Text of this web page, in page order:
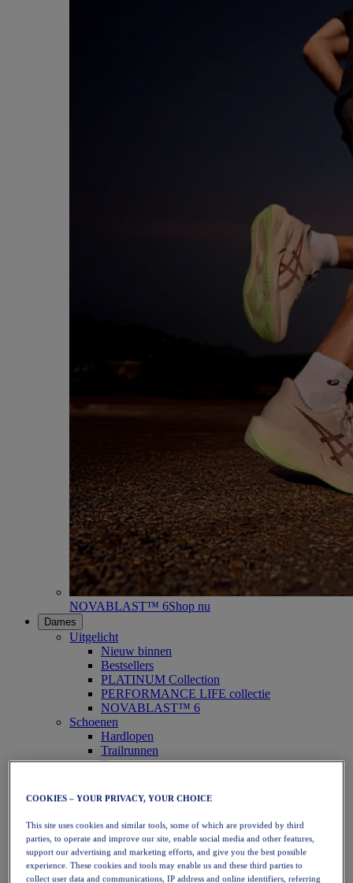
NOVABLAST™ 6Shop nu
Dames
Uitgelicht
Nieuw binnen
Bestsellers
PLATINUM Collection
PERFORMANCE LIFE collectie
NOVABLAST™ 6
Schoenen
Hardlopen
Trailrunnen
Tennis
Handbal
Netbal
SportStyle
Bovenkleding
Sport-bh's
Tanktops
COOKIES – YOUR PRIVACY, YOUR CHOICE
This site uses cookies and similar tools, some of which are provided by third
parties, to operate and improve our site, enable social media and other features,
support our advertising and marketing efforts, and give you the best possible
experience. These cookies and tools may enable us and these third parties to
collect user data and communications, IP address and online identifiers, referring